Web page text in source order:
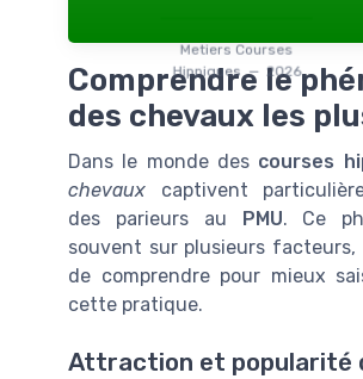
Metiers Courses
Hippiques — 2026
Comprendre le
des chevaux les
Dans le monde des courses
chevaux captivent
des parieurs au PMU. Ce
souvent sur plusieurs
de comprendre pour mieux
cette pratique.
Attraction et popularité